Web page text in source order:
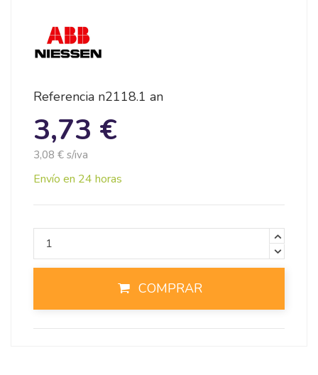
Referencia n2118.1 an
3,73 €
3,08 € s/iva
Envío en 24 horas
COMPRAR